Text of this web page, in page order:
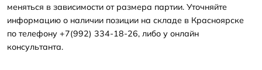
меняться в зависимости от размера партии. Уточняйте
информацию о наличии позиции на складе в Красноярске
по телефону +7(992) 334-18-26, либо у онлайн
консультанта.